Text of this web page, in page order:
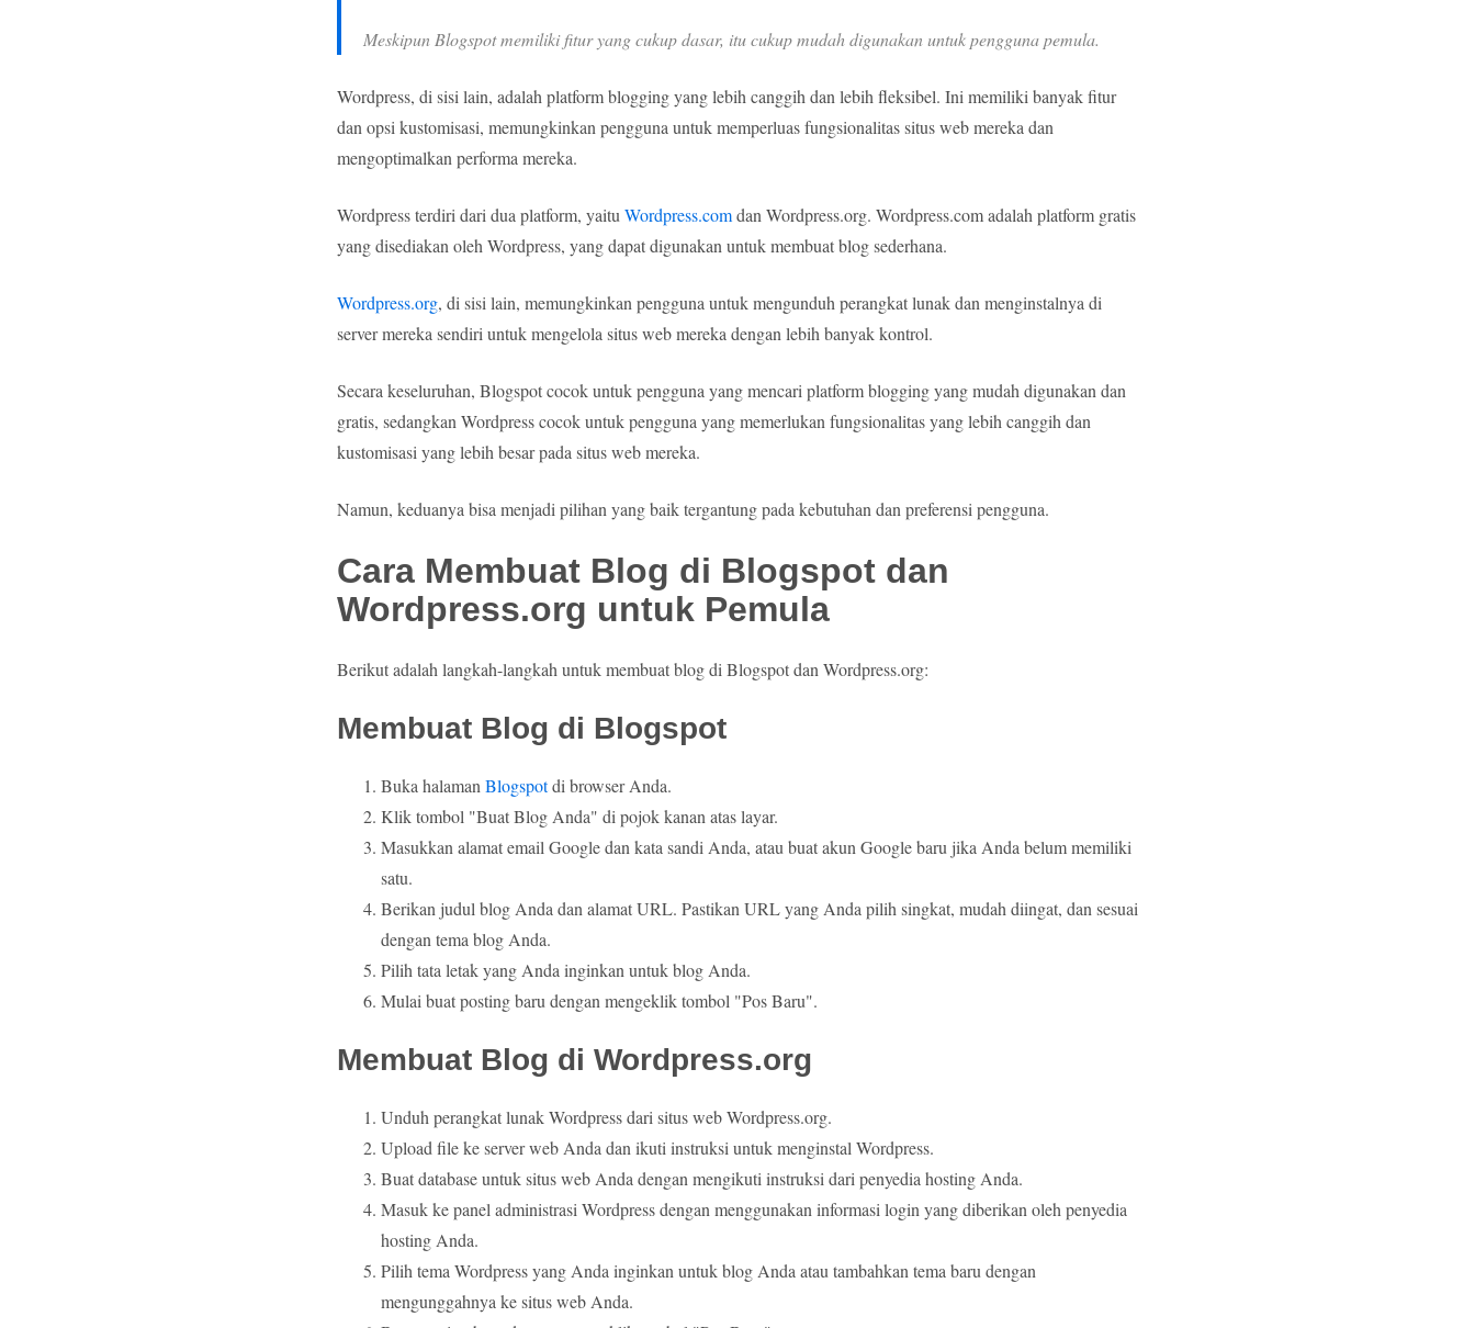
Meskipun Blogspot memiliki fitur yang cukup dasar, itu cukup mudah digunakan untuk pengguna pemula.
Wordpress, di sisi lain, adalah platform blogging yang lebih canggih dan lebih fleksibel. Ini memiliki banyak fitur
dan opsi kustomisasi, memungkinkan pengguna untuk memperluas fungsionalitas situs web mereka dan
mengoptimalkan performa mereka.
Wordpress terdiri dari dua platform, yaitu Wordpress.comdan Wordpress.org. Wordpress.com adalah platform gratis
yang disediakan oleh Wordpress, yang dapat digunakan untuk membuat blog sederhana.
Wordpress.org, di sisi lain, memungkinkan pengguna untuk mengunduh perangkat lunak dan menginstalnya di
server mereka sendiri untuk mengelola situs web mereka dengan lebih banyak kontrol.
Secara keseluruhan, Blogspot cocok untuk pengguna yang mencari platform blogging yang mudah digunakan dan
gratis, sedangkan Wordpress cocok untuk pengguna yang memerlukan fungsionalitas yang lebih canggih dan
kustomisasi yang lebih besar pada situs web mereka.
Namun, keduanya bisa menjadi pilihan yang baik tergantung pada kebutuhan dan preferensi pengguna.
Cara Membuat Blog di Blogspot dan
Wordpress.org untuk Pemula
Berikut adalah langkah-langkah untuk membuat blog di Blogspot dan Wordpress.org:
Membuat Blog di Blogspot
Buka halaman Blogspotdi browser Anda.
Klik tombol "Buat Blog Anda" di pojok kanan atas layar.
Masukkan alamat email Google dan kata sandi Anda, atau buat akun Google baru jika Anda belum memiliki
satu.
Berikan judul blog Anda dan alamat URL. Pastikan URL yang Anda pilih singkat, mudah diingat, dan sesuai
dengan tema blog Anda.
Pilih tata letak yang Anda inginkan untuk blog Anda.
Mulai buat posting baru dengan mengeklik tombol "Pos Baru".
Membuat Blog di Wordpress.org
Unduh perangkat lunak Wordpress dari situs web Wordpress.org.
Upload file ke server web Anda dan ikuti instruksi untuk menginstal Wordpress.
Buat database untuk situs web Anda dengan mengikuti instruksi dari penyedia hosting Anda.
Masuk ke panel administrasi Wordpress dengan menggunakan informasi login yang diberikan oleh penyedia
hosting Anda.
Pilih tema Wordpress yang Anda inginkan untuk blog Anda atau tambahkan tema baru dengan
mengunggahnya ke situs web Anda.